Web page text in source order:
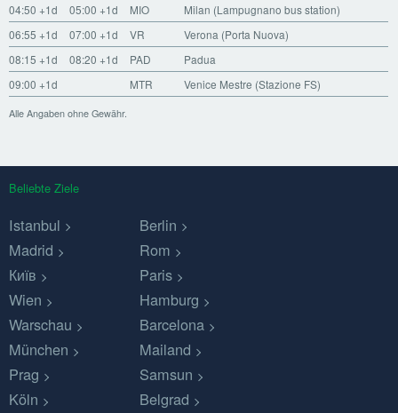
04:50+1d 05:00+1d MIO
Milan (Lampugnano bus station)
06:55+1d 07:00+1d VR
Verona (Porta Nuova)
08:15+1d 08:20+1d PAD
Padua
09:00+1d MTR Venice Mestre (Stazione FS)
Alle Angaben ohne Gewähr.
Beliebte Ziele
Istanbul
Berlin
Madrid
Rom
Київ
Paris
Wien
Hamburg
Warschau
Barcelona
München
Mailand
Prag
Samsun
Köln
Belgrad